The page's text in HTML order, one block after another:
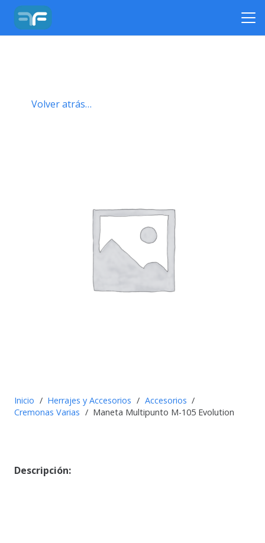
Volver atrás…
Inicio / Herrajes y Accesorios / Accesorios /
Cremonas Varias / Maneta Multipunto M-105 Evolution
Descripción: